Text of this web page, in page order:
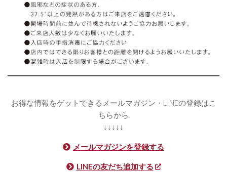
お得な情報をゲットできるメールマガジン・LINEの登録はこ
ちらから
↓↓↓↓↓
メールマガジンを登録する
LINEの友だち追加する